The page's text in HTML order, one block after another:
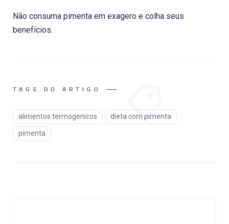
Não consuma pimenta em exagero e colha seus
benefícios.
TAGS DO ARTIGO
alimentos termogenicos dieta com pimenta
pimenta